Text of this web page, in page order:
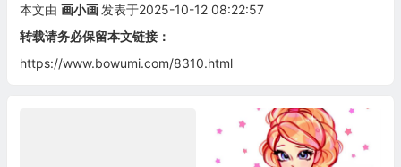
本文由 画小画 发表于2025-10-12 08:22:57
转载请务必保留本文链接：
https://www.bowumi.com/8310.html